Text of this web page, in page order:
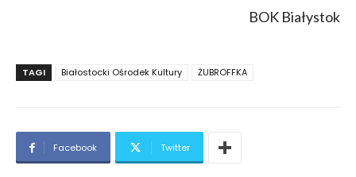
BOK Białystok
TAGI Białostocki Ośrodek Kultury ŻUBROFFKA
Facebook Twitter